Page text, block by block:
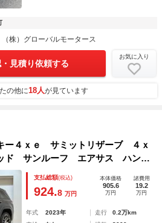
株）グローバルモータース
見積り依頼する
お気に入り
の他に18人が見ています
ー４ｘｅ サミットリザーブ ４ｘ
ド サンルーフ エアサス ハンズ
モレザーシート シートマッサー
ディオ ナビ アップルカープレ
ジタルミラー
支払総額(税込)
924.8 万円
本体価格
905.6
万円
諸費用
19.2
万円
年式 2023年 走行
0.2万km